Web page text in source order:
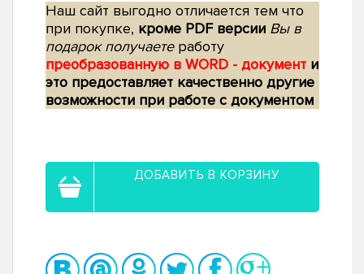
Наш сайт выгодно отличается тем что
при покупке, кроме PDF версии Вы в
подарок получаетеработу
преобразованную в WORD - документ и
это предоставляет качественно другие
возможности при работе с документом
ДОБАВИТЬ В КОРЗИНУ